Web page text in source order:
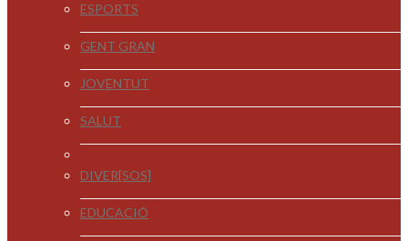
ESPORTS
GENT GRAN
JOVENTUT
SALUT
DIVER[SOS]
EDUCACIÓ